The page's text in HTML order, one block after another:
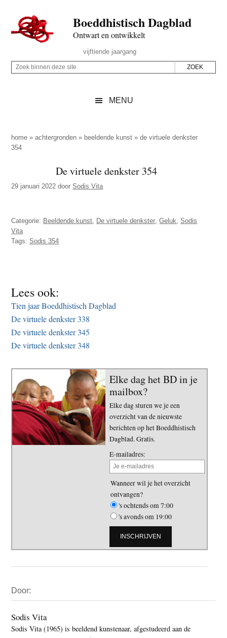
naar
de
inhoud
secondary
naar
de
sidebar
naar
de
Boeddhistisch Dagblad
Ontwart en ontwikkelt
Rechts
vijftiende jaargang
Z
p
d
z
i
t
Z
i
n
n
z
e
e
MENU
home »achtergronden » beeldende kunst »de virtuele denkster
354
De virtuele denkster 354
29 januari 2022 doorSodis Vita
Categorie: Beeldende kunst De virtuele denkster ,Geluk ,Sodis
Vita
Tags:Sodis 354
Lees ook:
Tien jaar Boeddhistisch Dagblad
De virtuele denkster 338
De virtuele denkster 345
De virtuele denkster 348
Elke dag het BD in je
mailbox?
Elke dag sturen we je een
overzicht van de nieuwste
berichten op het Boeddhistisch
Dagblad. Gratis.
E-mailadres:
Wanneer wil je het overzicht
ontvangen?
's ochtends om 7:00
's avonds om 19:00
Sidebar
Door:
Sodis Vita
Sodis Vita (1965) is beeldend kunstenaar, afgestudeerd aan de